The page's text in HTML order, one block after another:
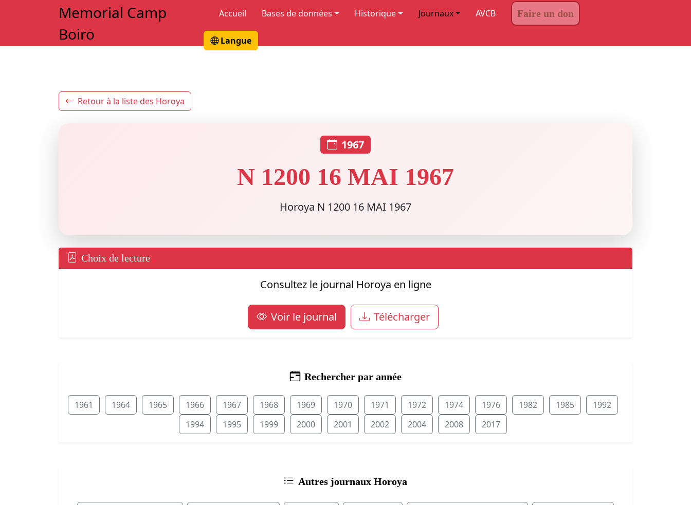
Memorial Camp
Boiro
Accueil Bases de données Historique Journaux AVCB Faire un don
Langue
Retour à la liste des Horoya
1967
N 1200 16 MAI 1967
Horoya N 1200 16 MAI 1967
Choix de lecture
Consultez le journal Horoya en ligne
Voir le journal Télécharger
Rechercher par année
1961 1964 1965 1966 1967 1968 1969 1970 1971 1972 1974 1976 1982 1985
1992
1994
1995 1999 2000 2001 2002 2004 2008 2017
Autres journaux Horoya